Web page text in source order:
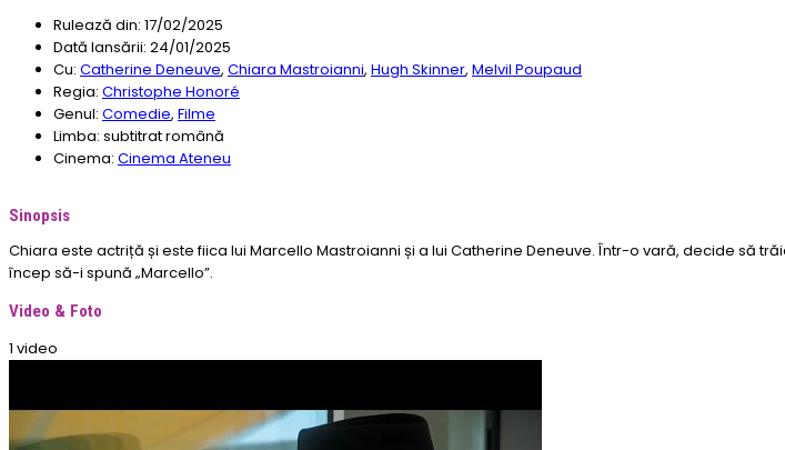
Rulează din: 17/02/2025
Dată lansării: 24/01/2025
Cu: Catherine Deneuve, Chiara Mastroianni, Hugh Skinner, Melvil Poupaud
Regia: Christophe Honoré
Genul: Comedie, Filme
Limba: subtitrat română
Cinema: Cinema Ateneu
Sinopsis
Chiara este actriță și este fiica lui Marcello Mastroianni și a lui Catherine Deneuve. Într-o vară, decide să
încep să-i spună „Marcello”.
Video & Foto
1 video